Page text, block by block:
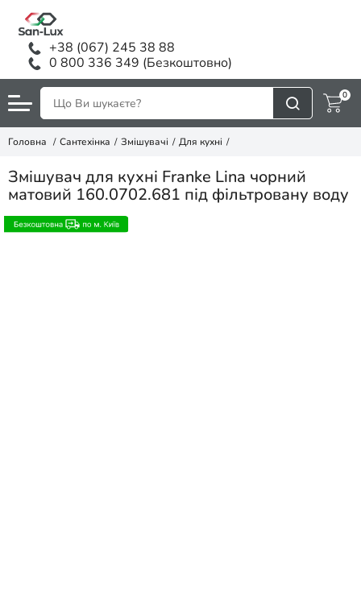
+38 (067) 245 38 88
0 800 336 349 (Безкоштовно)
0
Головна Сантехінка Змішувачі Для кухні
Змішувач для кухні Franke Lina чорний
матовий 160.0702.681 під фільтровану воду